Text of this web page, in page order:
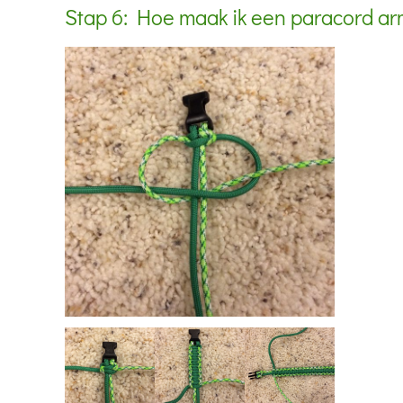
Stap 6: Hoe maak ik een paracord